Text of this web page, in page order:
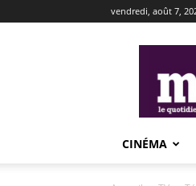
vendredi, août 7,
CINÉMA